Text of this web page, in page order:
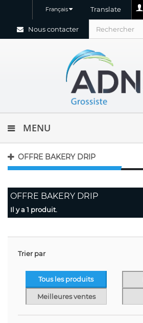
Translate
Français
Nous contacter
MENU
OFFRE BAKERY DRIP
OFFRE BAKERY DRIP
Il y a 1 produit.
Trier par
Tous les produits
Meilleures ventes